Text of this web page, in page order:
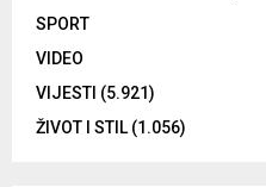
SPORT
VIDEO
VIJESTI (5.921)
ŽIVOT I STIL (1.056)